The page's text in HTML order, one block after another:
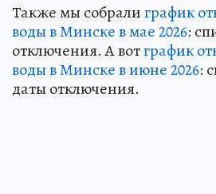
Также мы собралиграфик
воды в Минске в мае 2026:
отключения. А вотграфик
воды в Минске в июне 2026:
даты отключения.